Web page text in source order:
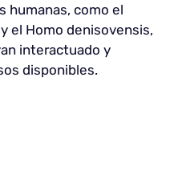
humanas, como el
el Homo denisovensis,
interactuado y
disponibles.